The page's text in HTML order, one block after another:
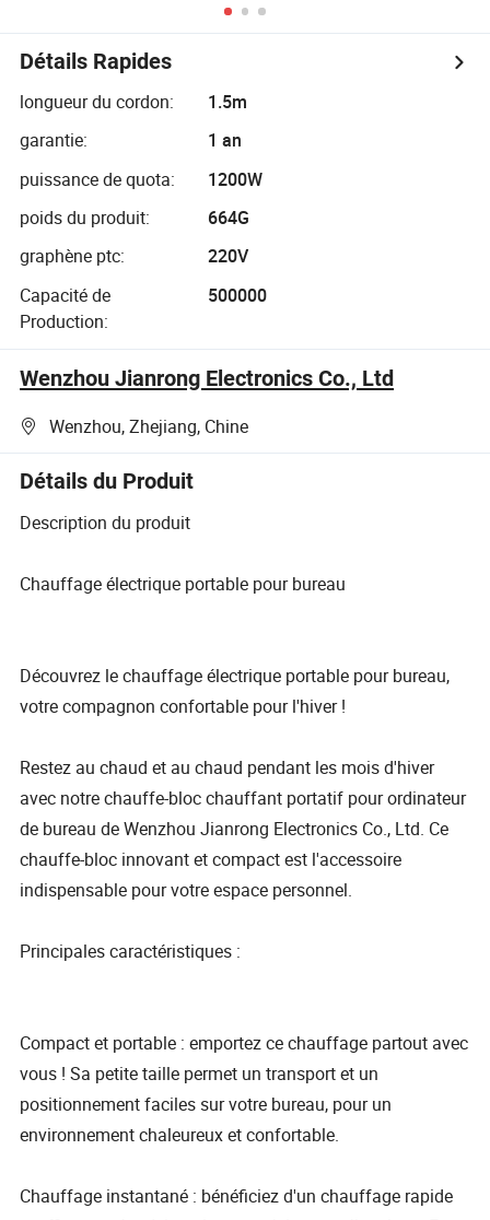
Chambre
Portable
dans les
électriques et les
Détails Rapides
longueur du cordon:
1.5m
garantie:
1 an
puissance de quota:
1200W
poids du produit:
664G
graphène ptc:
220V
Capacité de
Production:
500000
Wenzhou Jianrong Electronics Co., Ltd
Wenzhou, Zhejiang, Chine
Détails du Produit
Description du produit
Chauffage électrique portable pour bureau
Découvrez le chauffage électrique portable pour bureau,
votre compagnon confortable pour l'hiver !
Restez au chaud et au chaud pendant les mois d'hiver
avec notre chauffe-bloc chauffant portatif pour ordinateur
de bureau de Wenzhou Jianrong Electronics Co., Ltd. Ce
chauffe-bloc innovant et compact est l'accessoire
indispensable pour votre espace personnel.
Principales caractéristiques :
Compact et portable : emportez ce chauffage partout avec
vous ! Sa petite taille permet un transport et un
positionnement faciles sur votre bureau, pour un
environnement chaleureux et confortable.
Chauffage instantané : bénéficiez d'un chauffage rapide